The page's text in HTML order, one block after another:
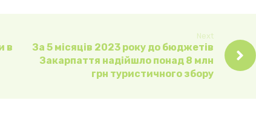
в
Next
За 5 місяців 2023 року до бюджетів
Закарпаття надійшло понад 8 млн
грн туристичного збору